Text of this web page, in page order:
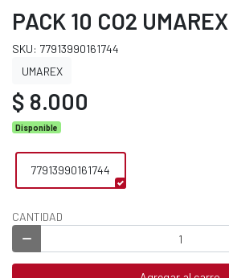
PACK 10 CO2 UMAREX
SKU: 77913990161744
UMAREX
$ 8.000
Disponible
77913990161744
CANTIDAD